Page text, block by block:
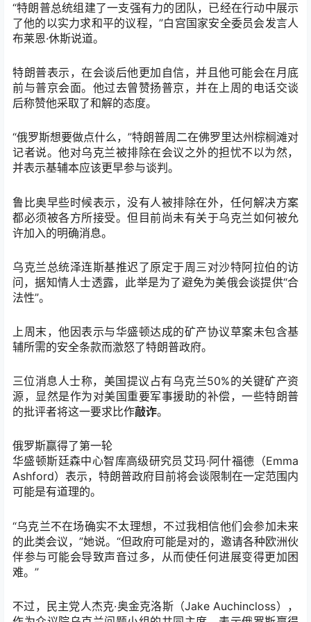
“特朗普总统组建了一支强有力的团队，已经在行动中展示
了他的以实力求和平的议程，”白宫国家安全委员会发言人
布莱恩·休斯说道。
特朗普表示，在会谈后他更加自信，并且他可能会在月底
前与普京会面。他过去曾赞扬普京，并在上周的电话交谈
后称赞他采取了和解的态度。
“俄罗斯想要做点什么，”特朗普周二在佛罗里达州棕榈滩对
记者说。他对乌克兰被排除在会议之外的担忧不以为然，
并表示基辅本应该更早参与谈判。
鲁比奥早些时候表示，没有人被排除在外，任何解决方案
都必须被各方所接受。但目前尚未有关于乌克兰如何被允
许加入的明确消息。
乌克兰总统泽连斯基推迟了原定于周三对沙特阿拉伯的访
问，据知情人士透露，此举是为了避免为美俄会谈提供“合
法性”。
上周末，他因表示与华盛顿达成的矿产协议草案未包含基
辅所需的安全条款而激怒了特朗普政府。
三位消息人士称，美国提议占有乌克兰50%的关键矿产资
源，显然是作为对美国重要军事援助的补偿，一些特朗普
的批评者将这一要求比作敲诈。
俄罗斯赢得了第一轮
华盛顿斯廷森中心智库高级研究员艾玛·阿什福德（Emma
Ashford）表示，特朗普政府目前将会谈限制在一定范围内
可能是有道理的。
“乌克兰不在场确实不太理想，不过我相信他们会参加未来
的此类会议，”她说。“但政府可能是对的，邀请各种欧洲伙
伴参与可能会导致声音过多，从而使任何进展变得更加困
难。”
不过，民主党人杰克·奥金克洛斯（Jake Auchincloss），